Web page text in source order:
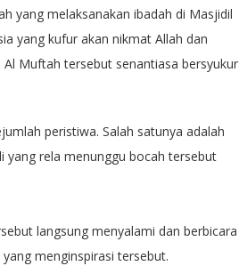
yang melaksanakan ibadah di Masjidil
yang kufur akan nikmat Allah dan
Muftah tersebut senantiasa bersyukur
peristiwa. Salah satunya adalah
yang rela menunggu bocah tersebut
langsung menyalami dan berbicara
menginspirasi tersebut.